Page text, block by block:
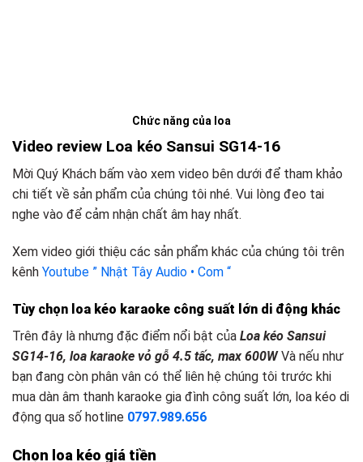
Chức năng của loa
Video review Loa kéo Sansui SG14-16
Mời Quý Khách bấm vào xem video bên dưới để tham khảo
chi tiết về sản phẩm của chúng tôi nhé. Vui lòng đeo tai
nghe vào để cảm nhận chất âm hay nhất.
Xem video giới thiệu các sản phẩm khác của chúng tôi trên
kênh Youtube ” Nhật Tây Audio • Com “
Tùy chọn loa kéo karaoke công suất lớn d i động khác
Trên đây là nhưng đặc điểm nổi bật của Loa kéo Sansui
SG14-16, loa karaoke vỏ gỗ 4.5 tấc, max 600W Và nếu như
bạn đang còn phân vân có thể liên hệ chúng tôi trước khi
mua dàn âm thanh karaoke gia đình công suất lớn, loa kéo di
động qua số hotline 0797.989.656
Chọn loa kéo giá tiền